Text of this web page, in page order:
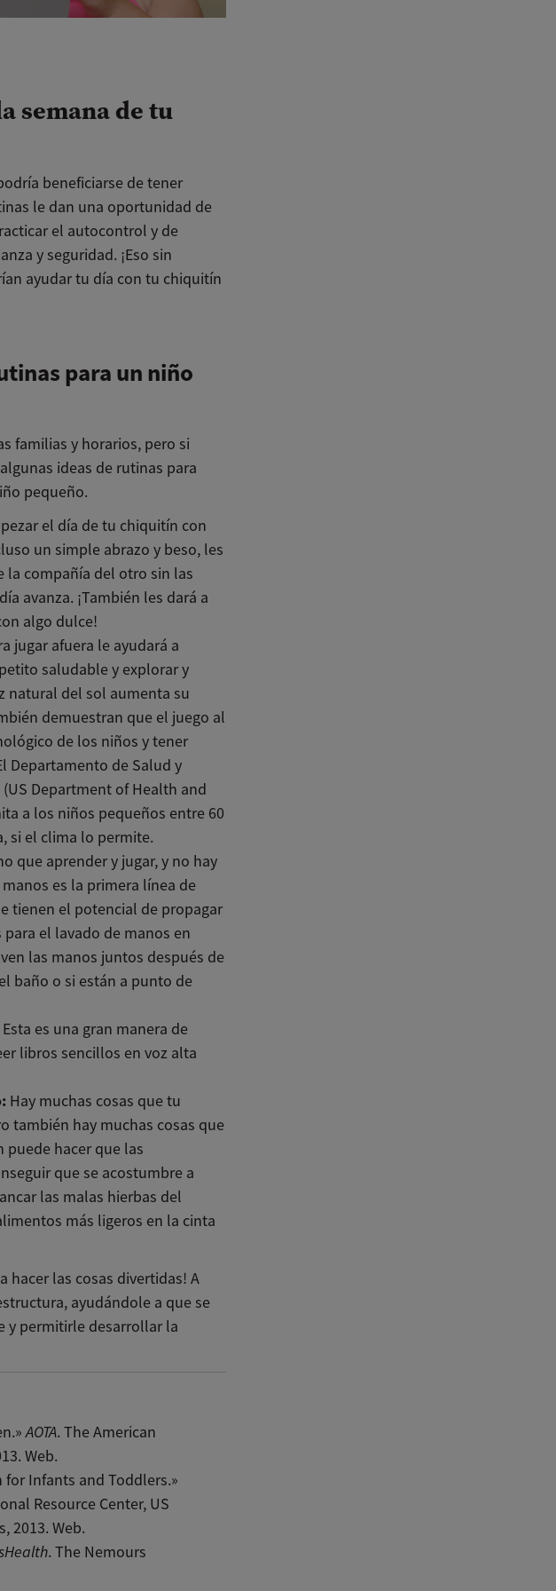
semana de tu
beneficiarse de tener
le dan una oportunidad de
el autocontrol y de
y seguridad. ¡Eso sin
ayudar tu día con tu chiquitín
para un niño
familias y horarios, pero si
ideas de rutinas para
pequeño.
el día de tu chiquitín con
un simple abrazo y beso, les
la compañía del otro sin las
avanza. ¡También les dará a
algo dulce!
jugar afuera le ayudará a
saludable y explorar y
natural del sol aumenta su
demuestran que el juego al
de los niños y tener
Departamento de Salud y
Department of Health and
a los niños pequeños entre 60
si el clima lo permite.
que aprender y jugar, y no hay
es la primera línea de
tienen el potencial de propagar
el lavado de manos en
las manos juntos después de
baño o si están a punto de
Esta es una gran manera de
libros sencillos en voz alta
Hay muchas cosas que tu
también hay muchas cosas que
hacer que las
que se acostumbre a
las malas hierbas del
más ligeros en la cinta
hacer las cosas divertidas! A
ayudándole a que se
y permitirle desarrollar la
AOTA. The American
Web.
Infants and Toddlers.»
Resource Center, US
2013. Web.
. The Nemours